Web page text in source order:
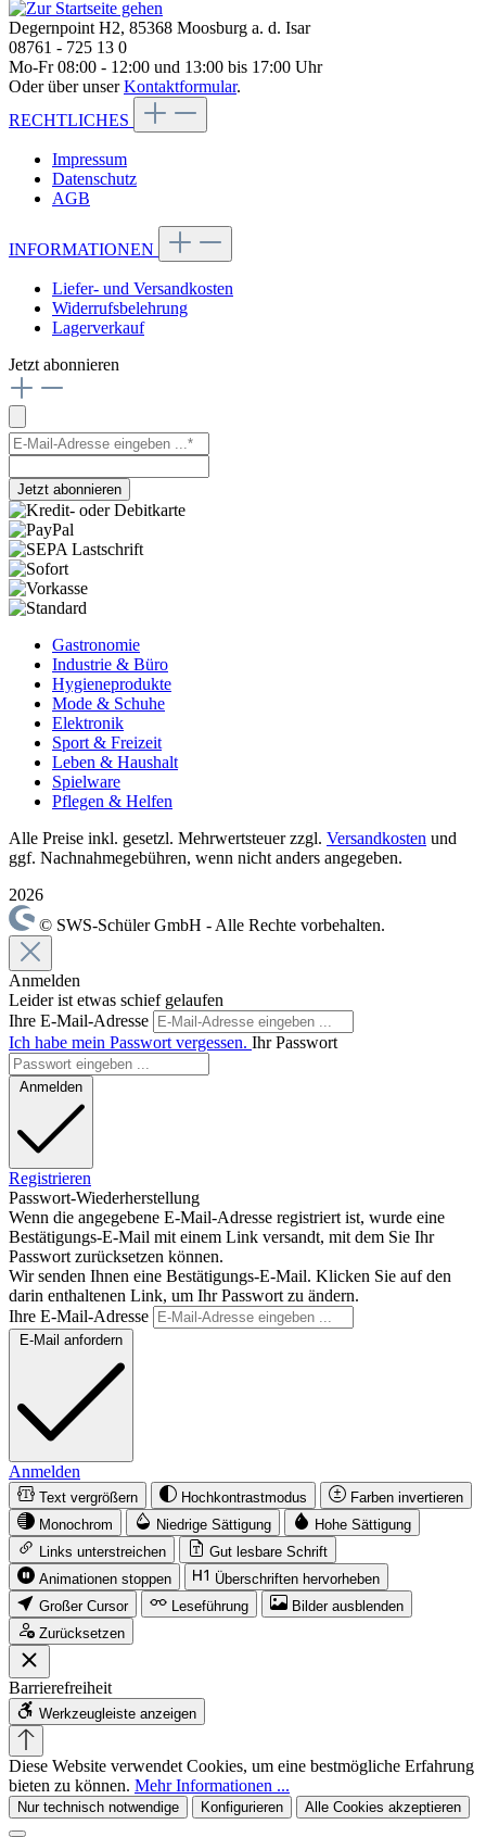
Degernpoint H2, 85368 Moosburg a. d. Isar
08761 - 725 13 0
Mo-Fr 08:00 - 12:00 und 13:00 bis 17:00 Uhr
Oder über unserKontaktformular.
RECHTLICHES
Impressum
Datenschutz
AGB
INFORMATIONEN
Liefer- und Versandkosten
Widerrufsbelehrung
Lagerverkauf
Jetzt abonnieren
Jetzt abonnieren
Gastronomie
Industrie & Büro
Hygieneprodukte
Mode & Schuhe
Elektronik
Sport & Freizeit
Leben & Haushalt
Spielware
Pflegen & Helfen
Alle Preise inkl. gesetzl. Mehrwertsteuer zzgl. Versandkosten und
ggf. Nachnahmegebühren, wenn nicht anders angegeben.
2026
© SWS-Schüler GmbH - Alle Rechte vorbehalten.
Anmelden
Leider ist etwas schief gelaufen
Ihre E-Mail-Adresse
Ich habe mein Passwort vergessen. Ihr Passwort
Anmelden
Registrieren
Passwort-Wiederherstellung
Wenn die angegebene E-Mail-Adresse registriert ist, wurde eine
Bestätigungs-E-Mail mit einem Link versandt, mit dem Sie Ihr
Passwort zurücksetzen können.
Wir senden Ihnen eine Bestätigungs-E-Mail. Klicken Sie auf den
darin enthaltenen Link, um Ihr Passwort zu ändern.
Ihre E-Mail-Adresse
E-Mail anfordern
Anmelden
Text vergrößern Hochkontrastmodus
Farben invertieren
Monochrom
Niedrige Sättigung
Hohe Sättigung
Links unterstreichen
Gut lesbare Schrift
Animationen stoppen
Überschriften hervorheben
Großer Cursor
Leseführung
Bilder ausblenden
Zurücksetzen
Barrierefreiheit
Werkzeugleiste anzeigen
Diese Website verwendet Cookies, um eine bestmögliche Erfahrung
bieten zu können. Mehr Informationen ...
Nur technisch notwendige Konfigurieren Alle Cookies akzeptieren